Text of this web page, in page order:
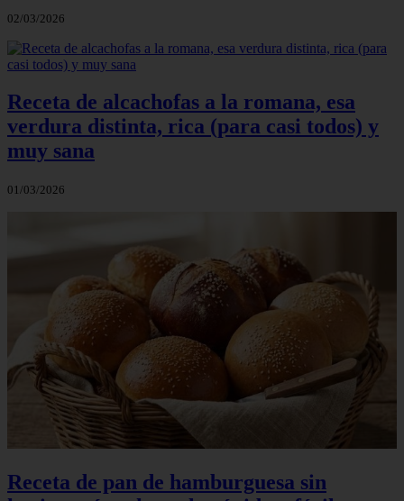
02/03/2026
Receta de alcachofas a la romana, esa
verdura distinta, rica (para casi todos) y
muy sana
01/03/2026
Receta de pan de hamburguesa sin